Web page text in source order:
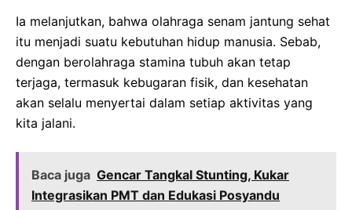
Ia melanjutkan, bahwa olahraga senam jantung sehat
itu menjadi suatu kebutuhan hidup manusia. Sebab,
dengan berolahraga stamina tubuh akan tetap
terjaga, termasuk kebugaran fisik, dan kesehatan
akan selalu menyertai dalam setiap aktivitas yang
kita jalani.
Baca juga Gencar Tangkal Stunting, Kukar
Integrasikan PMT dan Edukasi Posyandu